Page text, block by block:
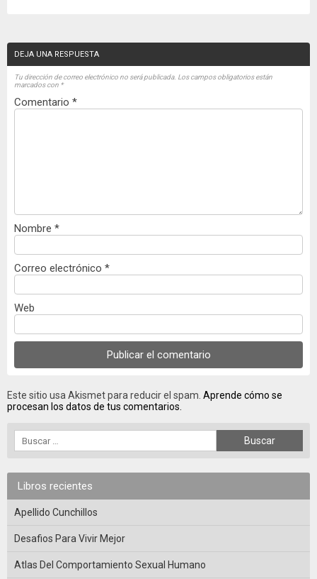
DEJA UNA RESPUESTA
Tu dirección de correo electrónico no será publicada. Los campos obligatorios están
marcados con *
Comentario *
Nombre *
Correo electrónico *
Web
Este sitio usa Akismet para reducir el spam. Aprende cómo se
procesan los datos de tus comentarios.
Libros recientes
Apellido Cunchillos
Desafios Para Vivir Mejor
Atlas Del Comportamiento Sexual Humano